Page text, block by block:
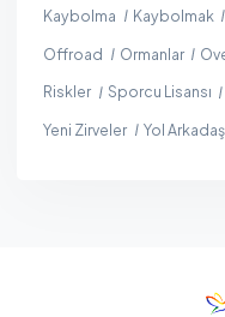
Kaybolma
Kaybolmak
Offroad
Ormanlar
Riskler
Sporcu Lisansı
Yeni Zirveler
Yol